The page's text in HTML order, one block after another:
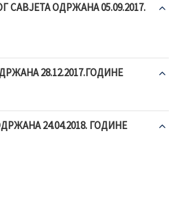
ОДРЖАНА 05.09.2017.
28.12.2017.ГОДИНЕ
24.04.2018. ГОДИНЕ